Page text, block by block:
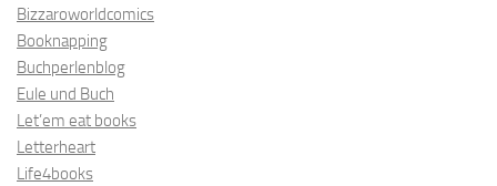
Bizzaroworldcomics
Booknapping
Buchperlenblog
Eule und Buch
Let’em eat books
Letterheart
Life4books